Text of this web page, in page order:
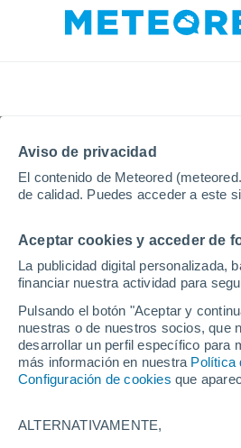
Aviso de privacidad
El contenido de Meteored
de calidad. Puedes acceder a este
Aceptar cookies y acceder de
La publicidad digital personalizada,
financiar nuestra actividad para
Pulsando el botón "Aceptar y
nuestras o de nuestros socios, que
desarrollar un perfil específico para
más información en nuestra Política
Configuración de cookies que
ALTERNATIVAMENTE,
Inicio Italia Provincia
Cutigliano
12/12/2026